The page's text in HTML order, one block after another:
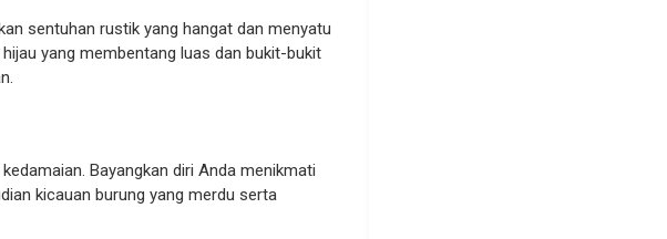
sentuhan rustik yang hangat dan menyatu
yang membentang luas dan bukit-bukit
Bayangkan diri Anda menikmati
kicauan burung yang merdu serta